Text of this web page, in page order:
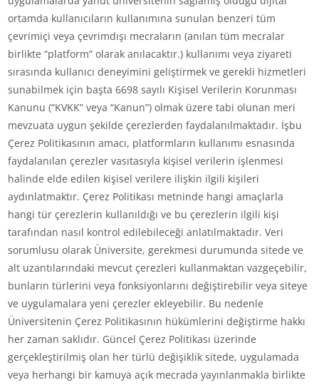
ortamda kullanıcıların kullanımına sunulan benzeri tüm
çevrimiçi veya çevrimdışı mecraların (anılan tüm mecralar
birlikte “platform” olarak anılacaktır.) kullanımı veya ziyareti
sırasında kullanıcı deneyimini geliştirmek ve gerekli hizmetleri
sunabilmek için başta 6698 sayılı Kişisel Verilerin Korunması
Kanunu (“KVKK” veya “Kanun”) olmak üzere tabi olunan meri
mevzuata uygun şekilde çerezlerden faydalanılmaktadır. İşbu
Çerez Politikasının amacı, platformların kullanımı esnasında
faydalanılan çerezler vasıtasıyla kişisel verilerin işlenmesi
halinde elde edilen kişisel verilere ilişkin ilgili kişileri
aydınlatmaktır. Çerez Politikası metninde hangi amaçlarla
hangi tür çerezlerin kullanıldığı ve bu çerezlerin ilgili kişi
tarafından nasıl kontrol edilebileceği anlatılmaktadır. Veri
sorumlusu olarak Üniversite, gerekmesi durumunda sitede ve
alt uzantılarındaki mevcut çerezleri kullanmaktan vazgeçebilir,
bunların türlerini veya fonksiyonlarını değiştirebilir veya siteye
ve uygulamalara yeni çerezler ekleyebilir. Bu nedenle
Üniversitenin Çerez Politikasının hükümlerini değiştirme hakkı
her zaman saklıdır. Güncel Çerez Politikası üzerinde
gerçekleştirilmiş olan her türlü değişiklik sitede, uygulamada
veya herhangi bir kamuya açık mecrada yayınlanmakla birlikte